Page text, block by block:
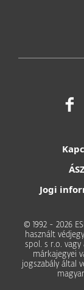
Jogi
© 1992 - 2026
használt
spol. s r.o. vagy
márkajegyei
jogszabály által